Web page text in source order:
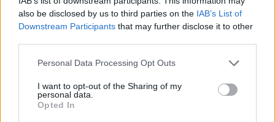
also be disclosed by us to third parties on the IAB’s List of
Downstream Participants that may further disclose it to other
Personal Data Processing Opt Outs
I want to opt-out of the Sharing of my
personal data.
Opted In